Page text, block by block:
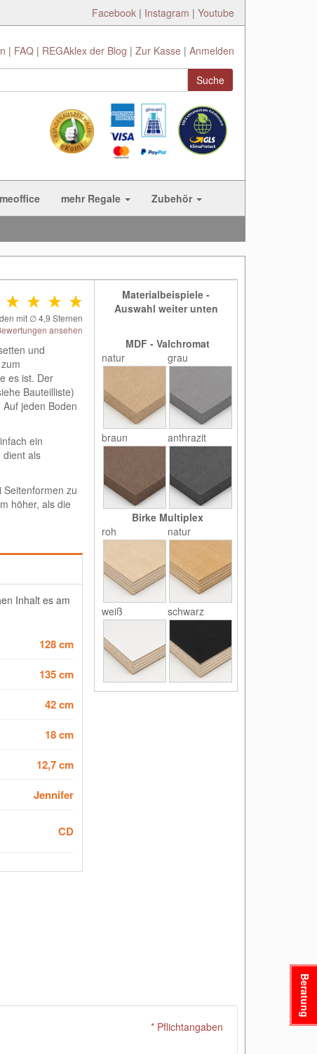
Facebook | Instagram | Youtube
FAQ REGAklex der Blog Zur Kasse Anmelden
Suche
mehr Regale Zubehör
mit ∅4,9 Sternen
ansehen
und
es ist. Der
Bauteilliste)
jeden Boden
ein
dient als
Seitenformen zu
höher, als die
Inhalt es am
128 cm
135 cm
42 cm
18 cm
12,7 cm
Jennifer
CD
Materialbeispiele -
Auswahl weiter unten
MDF - Valchromat
natur
grau
braun anthrazit
Birke Multiplex
roh
natur
weiß schwarz
* Pflichtangaben
Beratung